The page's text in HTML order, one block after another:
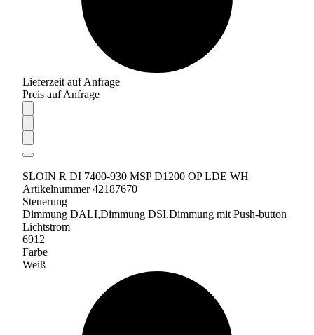
Lieferzeit auf Anfrage
Preis auf Anfrage
SLOIN R DI 7400-930 MSP D1200 OP LDE WH
Artikelnummer 42187670
Steuerung
Dimmung DALI,Dimmung DSI,Dimmung mit Push-button
Lichtstrom
6912
Farbe
Weiß